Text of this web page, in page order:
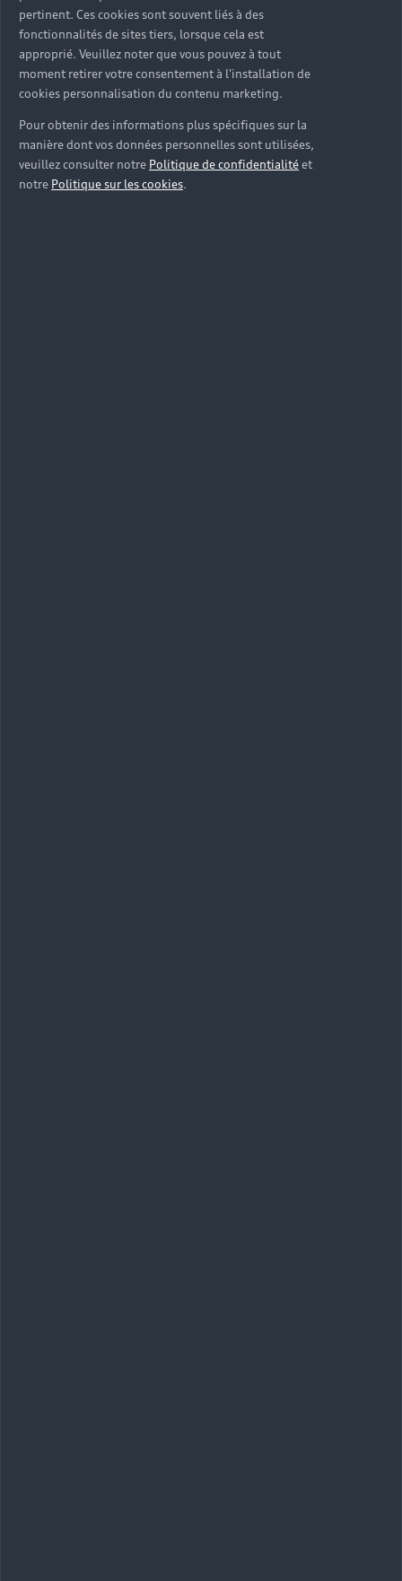
pertinent. Ces cookies sont souvent liés à des
fonctionnalités de sites tiers, lorsque cela est
approprié. Veuillez noter que vous pouvez à tout
moment retirer votre consentement à l'installation de
cookies personnalisation du contenu marketing.
Pour obtenir des informations plus spécifiques sur la
manière dont vos données personnelles sont utilisées,
veuillez consulter notre Politique de confidentialitéet
notre Politique sur les cookies.